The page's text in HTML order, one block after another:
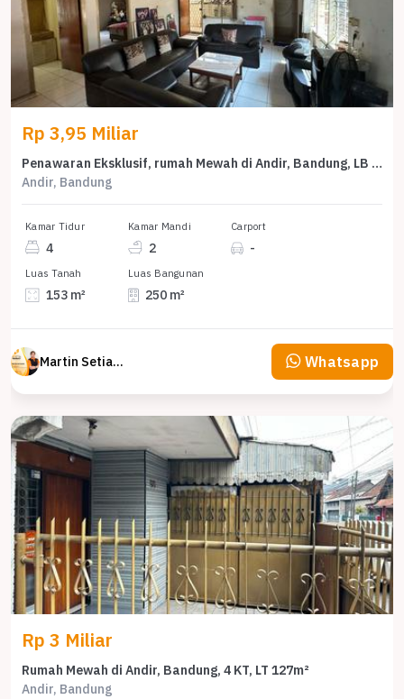
Rp 3,95 Miliar
Penawaran Eksklusif, rumah Mewah di Andir, Bandung, LB 250m²
Andir, Bandung
Kamar Tidur
4
Kamar Mandi
2
Carport
-
Luas Tanah
153 m²
Luas Bangunan
250 m²
Martin Setiawan Tjandra Whatsapp
Rp 3 Miliar
Rumah Mewah di Andir, Bandung, 4 KT, LT 127m²
Andir, Bandung